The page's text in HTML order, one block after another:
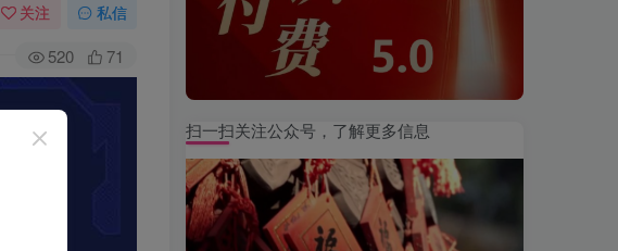
关注 私信
520 71
扫一扫关注公众号，了解更多信息